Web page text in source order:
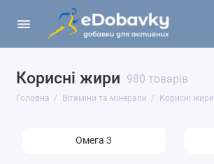
Корисні жири 980 товарів
Головна Вітаміни та мінерали Корисні жири
Омега 3